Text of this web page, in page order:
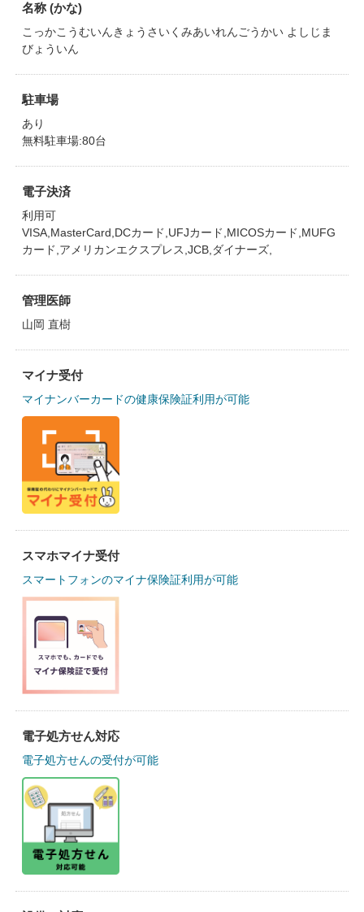
名称 (かな)
こっかこうむいんきょうさいくみあいれんごうかい よしじま
びょういん
駐車場
あり
無料駐車場:80台
電子決済
利用可
VISA,MasterCard,DCカード,UFJカード,MICOSカード,MUFG
カード,アメリカンエクスプレス,JCB,ダイナーズ,
管理医師
山岡 直樹
マイナ受付
マイナンバーカードの健康保険証利用が可能
スマホマイナ受付
スマートフォンのマイナ保険証利用が可能
電子処方せん対応
電子処方せんの受付が可能